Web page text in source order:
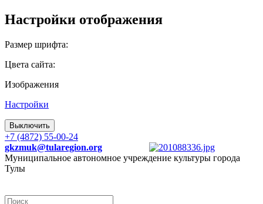
Настройки отображения
Размер шрифта:
Цвета сайта:
Изображения
Настройки
Выключить
+7 (4872) 55-00-24
gkzmuk@tularegion.org
Муниципальное автономное учреждение культуры города
Тулы